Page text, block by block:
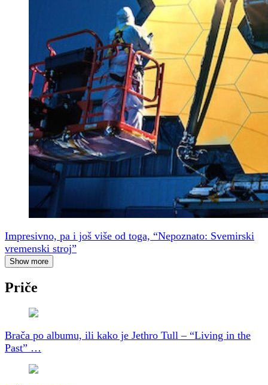
Impresivno, pa i još više od toga, “Nepoznato: Svemirski
vremenski stroj”
Show more
Priče
Brača po albumu, ili kako je Jethro Tull – “Living in the
Past” …